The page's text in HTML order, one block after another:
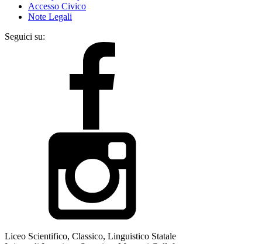
Accesso Civico
Note Legali
Seguici su:
Liceo Scientifico, Classico, Linguistico Statale